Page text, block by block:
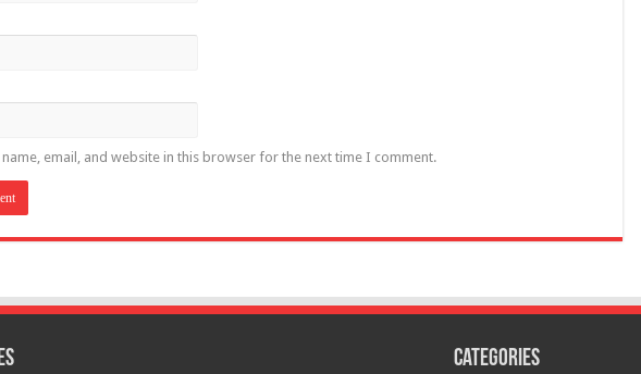
name, email, and website in this browser for the next time I comment.
Categories